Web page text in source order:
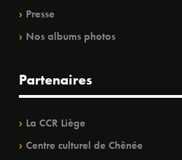
Presse
Nos albums photos
Partenaires
La CCR Liège
Centre culturel de Chênée